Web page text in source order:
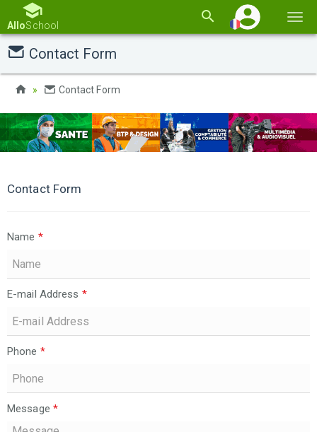
la
AlloSchool
Contact Form
Contact Form
Contact Form
Name *
E-mail Address *
Phone *
Message *